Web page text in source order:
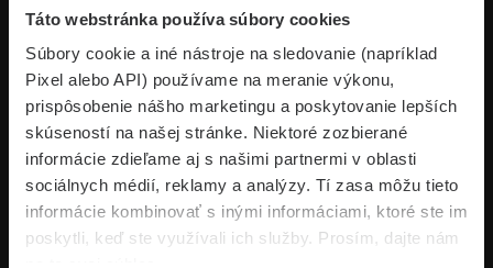
Táto webstránka používa súbory cookies
Súbory cookie a iné nástroje na sledovanie (napríklad
Pixel alebo API) používame na meranie výkonu,
prispôsobenie nášho marketingu a poskytovanie lepších
skúseností na našej stránke. Niektoré zozbierané
informácie zdieľame aj s našimi partnermi v oblasti
sociálnych médií, reklamy a analýzy. Tí zasa môžu tieto
informácie kombinovať s inými informáciami, ktoré ste im
poskytli, keď ste využívali ich služby. Prosím, dajte nám
Produkty
Superpoistenie.sk
Informácie
Typy poistení